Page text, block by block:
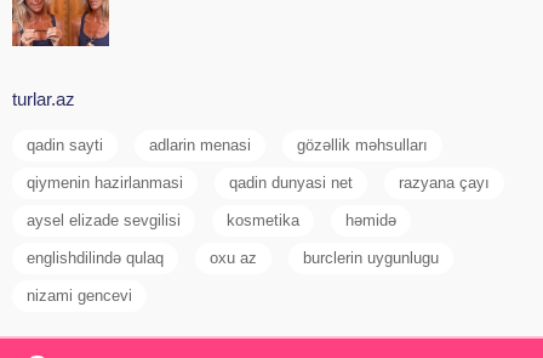
turlar.az
qadin sayti adlarin menasi gözəllik məhsulları
qiymenin hazirlanmasi qadin dunyasi net razyana çayı
aysel elizade sevgilisi kosmetika həmidə
englishdilində qulaq oxu az burclerin uygunlugu
nizami gencevi